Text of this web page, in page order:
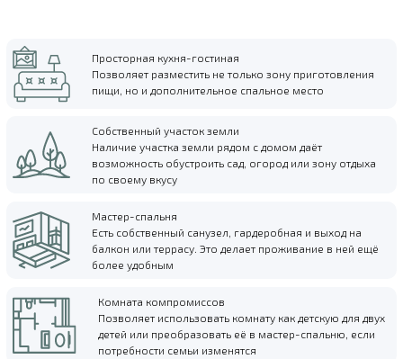
Просторная кухня-гостиная
Позволяет разместить не только зону приготовления
пищи, но и дополнительное спальное место
Собственный участок земли
Наличие участка земли рядом с домом даёт
возможность обустроить сад, огород или зону отдыха
по своему вкусу
Мастер-спальня
Есть собственный санузел, гардеробная и выход на
балкон или террасу. Это делает проживание в ней ещё
более удобным
Комната компромиссов
Позволяет использовать комнату как детскую для двух
детей или преобразовать её в мастер-спальню, если
потребности семьи изменятся